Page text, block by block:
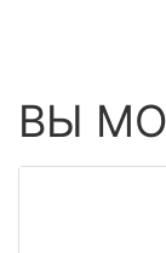
ВЫ